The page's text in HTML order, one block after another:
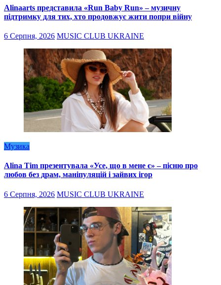
Alinaarts представила «Run Baby Run» – музичну
підтримку для тих, хто продовжує жити попри війну
6 Серпня, 2026 MUSIC CLUB UKRAINE
Музика
Alina Tim презентувала «Усе, що в мене є» – пісню про
любов без драм, маніпуляцій і зайвих ігор
6 Серпня, 2026 MUSIC CLUB UKRAINE